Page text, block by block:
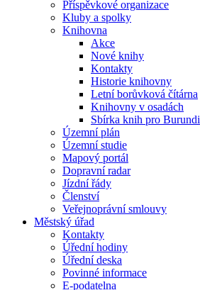
Příspěvkové organizace
Kluby a spolky
Knihovna
Akce
Nové knihy
Kontakty
Historie knihovny
Letní borůvková čítárna
Knihovny v osadách
Sbírka knih pro Burundi
Územní plán
Územní studie
Mapový portál
Dopravní radar
Jízdní řády
Členství
Veřejnoprávní smlouvy
Městský úřad
Kontakty
Úřední hodiny
Úřední deska
Povinné informace
E-podatelna